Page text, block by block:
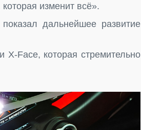
изменит всё».
дальнейшее развитие
Face, которая стремительно